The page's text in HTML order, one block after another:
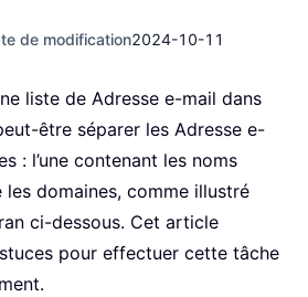
de modification2024-10-11
liste de Adresse e-mail dans
être séparer les Adresse e-
: l’une contenant les noms
les domaines, comme illustré
ci-dessous. Cet article
pour effectuer cette tâche